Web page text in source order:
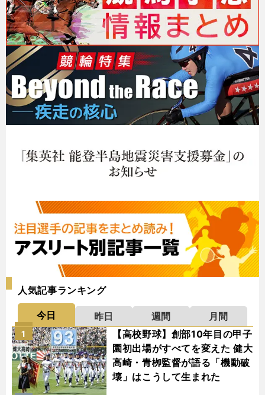
人気記事ランキング
今日 昨日 週間
月間
【高校野球】創部10年目の甲子
園初出場がすべてを変えた 健大
高崎・青栁監督が語る「機動破
壊」はこうして生まれた
1